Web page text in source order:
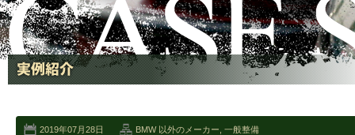
2019年07月28日 BMW 以外のメーカー 一般整備